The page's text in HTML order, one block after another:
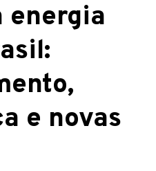
energia
e novas